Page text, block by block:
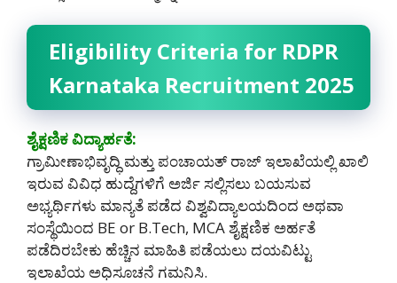
Eligibility Criteria for RDPR
Karnataka Recruitment 2025
ಶೈಕ್ಷಣಿಕ ವಿದ್ಯಾರ್ಹತೆ:
ಗ್ರಾಮೀಣಾಭಿವೃದ್ಧಿ ಮತ್ತು ಪಂಚಾಯತ್ ರಾಜ್ ಇಲಾಖೆಯಲ್ಲಿ ಖಾಲಿ
ಇರುವ ವಿವಿಧ ಹುದ್ದೆಗಳಿಗೆ ಅರ್ಜಿ ಸಲ್ಲಿಸಲು ಬಯಸುವ
ಅಭ್ಯರ್ಥಿಗಳು ಮಾನ್ಯತೆ ಪಡೆದ ವಿಶ್ವವಿದ್ಯಾಲಯದಿಂದ ಅಥವಾ
ಸಂಸ್ಥೆಯಿಂದ BE or B.Tech, MCA ಶೈಕ್ಷಣಿಕ ಅರ್ಹತೆ
ಪಡೆದಿರಬೇಕು ಹೆಚ್ಚಿನ ಮಾಹಿತಿ ಪಡೆಯಲು ದಯವಿಟ್ಟು
ಇಲಾಖೆಯ ಅಧಿಸೂಚನೆ ಗಮನಿಸಿ.